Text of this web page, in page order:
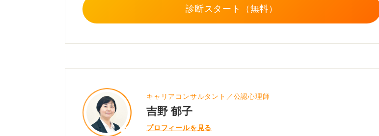
の企業のことをいいます。
る
ベンチャー企業は大企業に比べて会社の規模が小さく、組織も未成熟な場合があ
るため社員一人一人が担う業務が多岐にわたることがよくあります。
診断スタート（無料）
キャリアコンサルタント／公認心理師
吉野 郁子
プロフィールを見る